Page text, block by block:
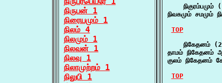
நிருபன் 1
நிரையமும் 1
நிலம் 4
நிலமும் 1
நிலவன் 1
நிலவு 1
நிலாமுற்றம் 1
நிலுபி 1
நிகுரம்பமும்
நிவகமும் சமமும்
TOP
நிகேதனம்
தாமம்
குலம்
TOP